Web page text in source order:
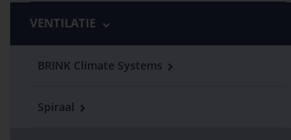
VENTILATIE
BRINK Climate Systems
Spiraal